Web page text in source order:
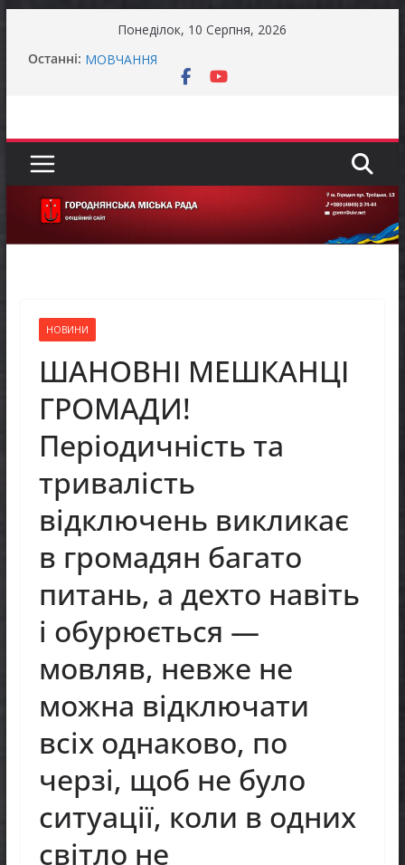
Понеділок, 10 Серпня, 2026
Останні: ЗАГАЛЬНОНАЦІОНАЛЬНА ХВИЛИНА
Ми й так сім’я: чи справді реєстрація шлюбу
Завдяки діяльності Rotary International
ЗАГАЛЬНОНАЦІОНАЛЬНА ХВИЛИНА
МОВЧАННЯ
НОВИНИ
ШАНОВНІ МЕШКАНЦІ
ГРОМАДИ!
Періодичність та
тривалість
відключень викликає
в громадян багато
питань, а дехто навіть
і обурюється —
мовляв, невже не
можна відключати
всіх однаково, по
черзі, щоб не було
ситуації, коли в одних
світло не